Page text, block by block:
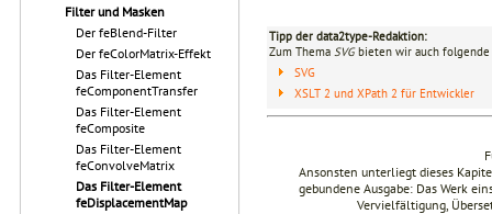
Filter und Masken
Der feBlend-Filter
Der feColorMatrix-Effekt
Das Filter-Element
feComponentTransfer
Das Filter-Element
feComposite
Das Filter-Element
feConvolveMatrix
Das Filter-Element
feDisplacementMap
Tipp der data2type-Redaktion:
Zum Thema SVGbieten wir auch folgende
SVG
XSLT 2 und XPath 2 für Entwickler
Ansonsten unterliegt dieses
gebundene Ausgabe: Das Werk
Vervielfältigung,